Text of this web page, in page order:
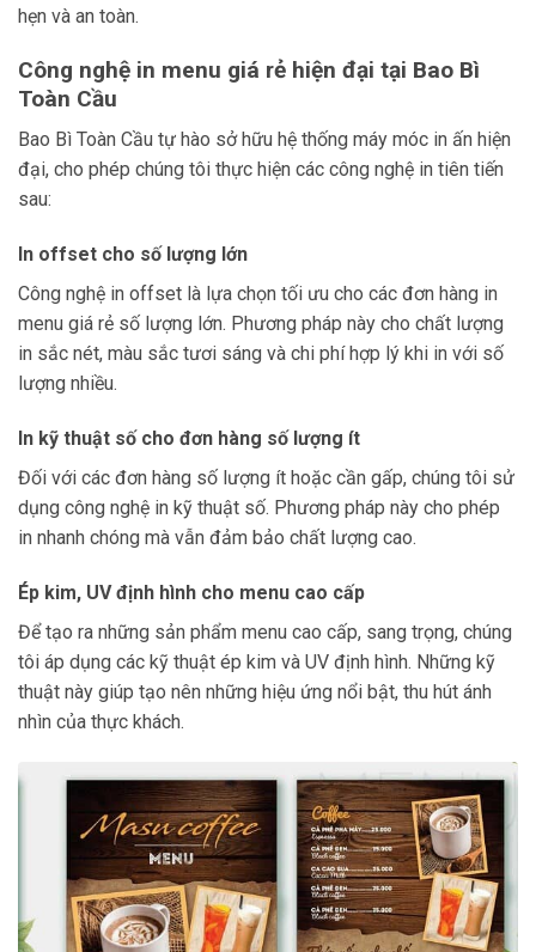
hẹn và an toàn.
Công nghệ in menu giá rẻ hiện đại tại Bao Bì
Toàn Cầu
Bao Bì Toàn Cầu tự hào sở hữu hệ thống máy móc in ấn hiện
đại, cho phép chúng tôi thực hiện các công nghệ in tiên tiến
sau:
In offset cho số lượng lớn
Công nghệ in offset là lựa chọn tối ưu cho các đơn hàng in
menu giá rẻ số lượng lớn. Phương pháp này cho chất lượng
in sắc nét, màu sắc tươi sáng và chi phí hợp lý khi in với số
lượng nhiều.
In kỹ thuật số cho đơn hàng số lượng ít
Đối với các đơn hàng số lượng ít hoặc cần gấp, chúng tôi sử
dụng công nghệ in kỹ thuật số. Phương pháp này cho phép
in nhanh chóng mà vẫn đảm bảo chất lượng cao.
Ép kim, UV định hình cho menu cao cấp
Để tạo ra những sản phẩm menu cao cấp, sang trọng, chúng
tôi áp dụng các kỹ thuật ép kim và UV định hình. Những kỹ
thuật này giúp tạo nên những hiệu ứng nổi bật, thu hút ánh
nhìn của thực khách.